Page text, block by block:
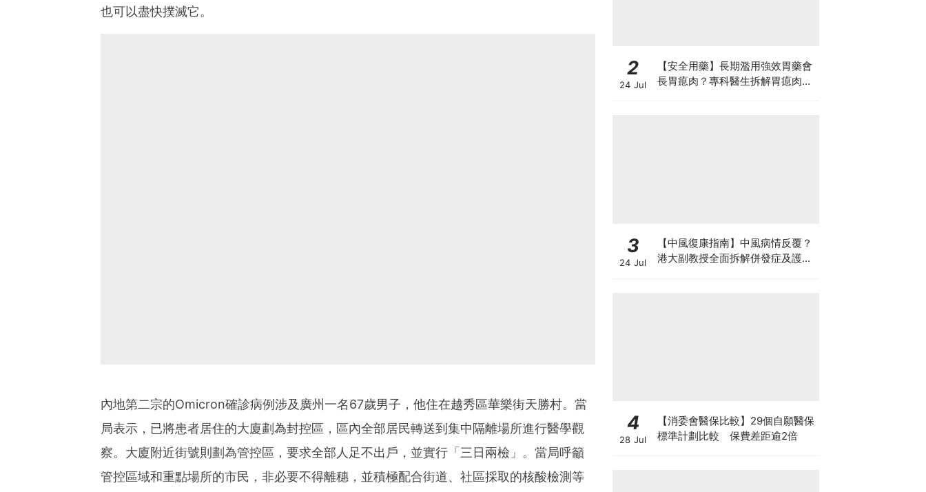
也可以盡快撲滅它。
內地第二宗的Omicron確診病例涉及廣州一名67歲男子，他住在越秀區華樂街天勝村。當
局表示，已將患者居住的大廈劃為封控區，區內全部居民轉送到集中隔離場所進行醫學觀
察。大廈附近街號則劃為管控區，要求全部人足不出戶，並實行「三日兩檢」。當局呼籲
管控區域和重點場所的市民，非必要不得離穗，並積極配合街道、社區採取的核酸檢測等
2
24 Jul
【安全用藥】長期濫用強效胃藥會
長胃瘜肉？專科醫生拆解胃瘜肉癌
3
24 Jul
【中風復康指南】中風病情反覆？
港大副教授全面拆解併發症及護理
4
28 Jul
【消委會醫保比較】29個自願醫保
標準計劃比較 保費差距逾2倍